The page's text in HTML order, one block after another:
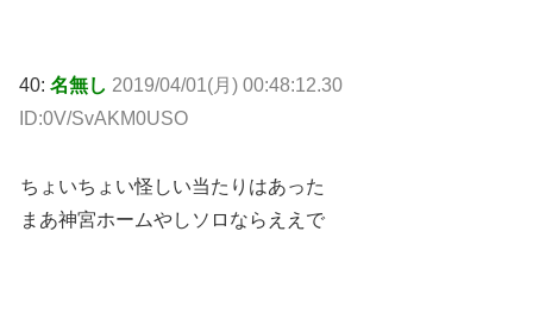
40: 名無し 2019/04/01(月) 00:48:12.30
ID:0V/SvAKM0USO
ちょいちょい怪しい当たりはあった
まあ神宮ホームやしソロならええで